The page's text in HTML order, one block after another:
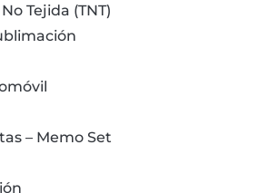
Tejida (TNT)
– Memo Set